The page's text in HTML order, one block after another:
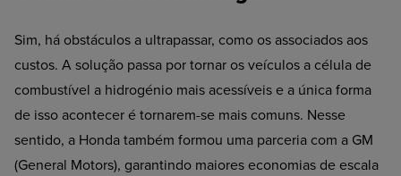
Sim, há obstáculos a ultrapassar, como os associados aos
custos. A solução passa por tornar os veículos a célula de
combustível a hidrogénio mais acessíveis e a única forma
de isso acontecer é tornarem-se mais comuns. Nesse
sentido, a Honda também formou uma parceria com a GM
(General Motors), garantindo maiores economias de escala